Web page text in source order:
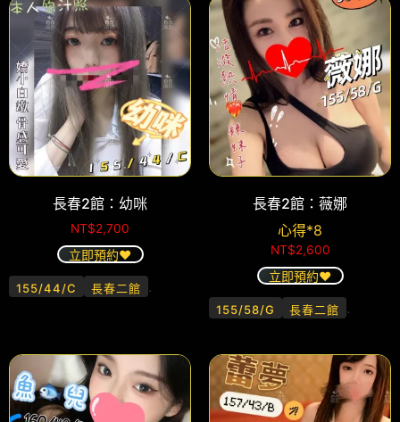
長春2館：幼咪
NT$2,700
立即預約❤️
155/44/C 長春二館 .
長春2館：薇娜
心得*8
NT$2,600
立即預約❤️
155/58/G 長春二館 .